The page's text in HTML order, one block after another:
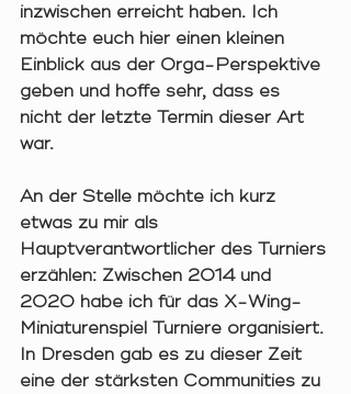
inzwischen erreicht haben. Ich
möchte euch hier einen kleinen
Einblick aus der Orga-Perspektive
geben und hoffe sehr, dass es
nicht der letzte Termin dieser Art
war.
An der Stelle möchte ich kurz
etwas zu mir als
Hauptverantwortlicher des Turniers
erzählen: Zwischen 2014 und
2020 habe ich für das X-Wing-
Miniaturenspiel Turniere organisiert.
In Dresden gab es zu dieser Zeit
eine der stärksten Communities zu